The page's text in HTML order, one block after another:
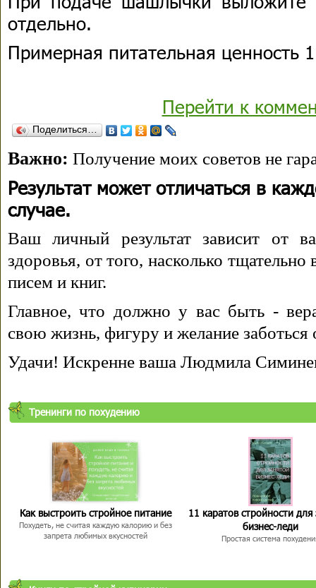
отдельно.
Примерная питательная ценность
Перейти к
Поделиться…
Важно: Получение моих советов не
Результат может отличаться в
случае.
Ваш личный результат зависит от
здоровья, от того, насколько
писем и книг.
Главное, что должно у вас быть -
свою жизнь, фигуру и желание заботься
Удачи! Искренне ваша Людмила
Тренинги по похудению
Как выстроить стройное питание
Похудеть, не считая каждую калорию и без
запрета любимых вкусностей
11 каратов стройности для
бизнес-леди
Простая система